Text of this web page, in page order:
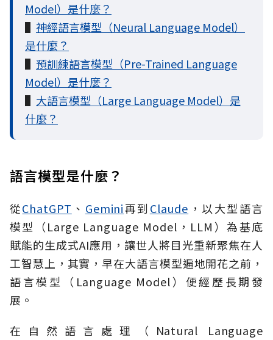
Model）是什麼？
▌ 神經語言模型（Neural Language Model）
是什麼？
▌ 預訓練語言模型（Pre-Trained Language
Model）是什麼？
▌ 大語言模型（Large Language Model）是
什麼？
語言模型是什麼？
從ChatGPT 、 Gemini再到 Claude ，以大型語言
模型（Large Language Model，LLM）為基底
賦能的生成式AI應用，讓世人將目光重新聚焦在人
工智慧上，其實，早在大語言模型遍地開花之前，
語言模型（Language Model）便經歷長期發
展。
在自然語言處理（Natural Language